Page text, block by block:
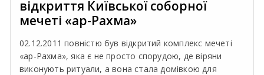
відкриття Київської соборної
мечеті «ар-Рахма»
02.12.2011 повністю був відкритий комплекс мечеті
«ар-Рахма», яка є не просто спорудою, де віряни
виконують ритуали, а вона стала домівкою для